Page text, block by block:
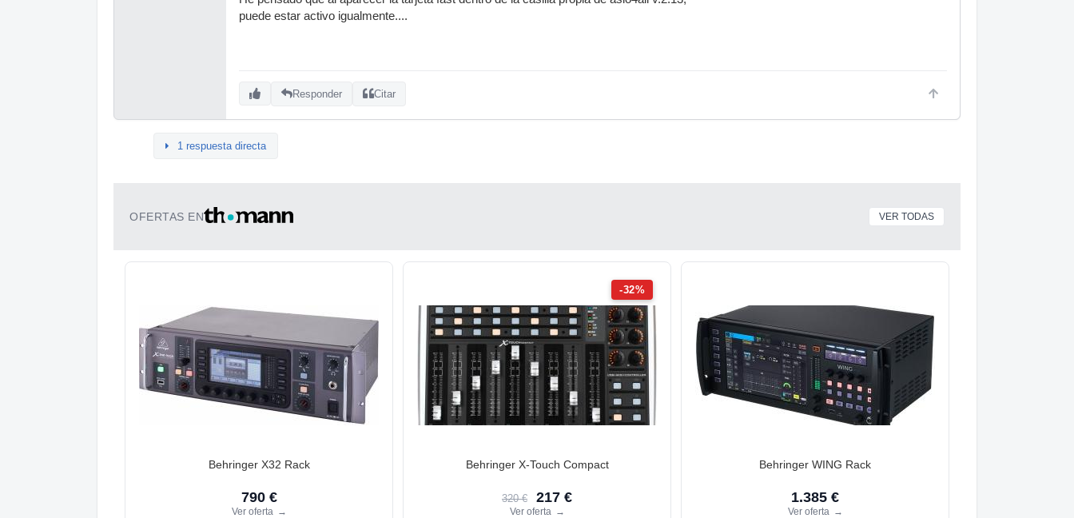
puede estar activo igualmente....
Responder Citar
1 respuesta directa
OFERTAS EN VER TODAS
Behringer X32 Rack
790 €
Ver oferta →
-32%
Behringer X-Touch Compact
320 € 217 €
Ver oferta →
Behringer WING Rack
1.385 €
Ver oferta →